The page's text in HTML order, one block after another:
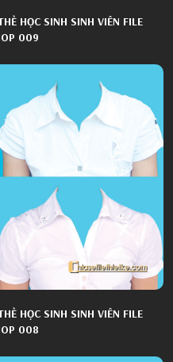
HỌC SINH SINH VIÊN FILE
009
HỌC SINH SINH VIÊN FILE
008